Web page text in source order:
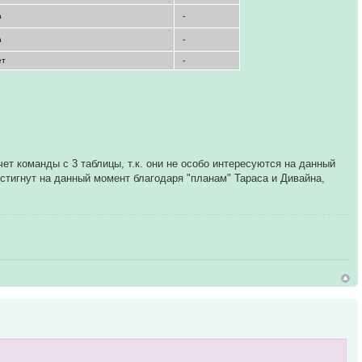
-
-
-
команды с 3 таблицы, т.к. они не особо интересуются на данный
на данный момент благодаря "планам" Тараса и Дивайна,